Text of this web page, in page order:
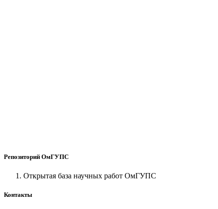
Репозиторий ОмГУПС
Открытая база научных работ ОмГУПС
Контакты